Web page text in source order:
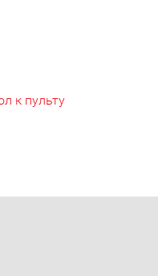
к пульту